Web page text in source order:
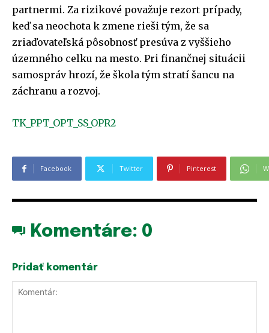
partnermi. Za rizikové považuje rezort prípady,
keď sa neochota k zmene rieši tým, že sa
zriaďovateľská pôsobnosť presúva z vyššieho
územného celku na mesto. Pri finančnej situácii
samospráv hrozí, že škola tým stratí šancu na
záchranu a rozvoj.
TK_PPT_OPT_SS_OPR2
Facebook Twitter Pinterest
Komentáre: 0
Pridať komentár